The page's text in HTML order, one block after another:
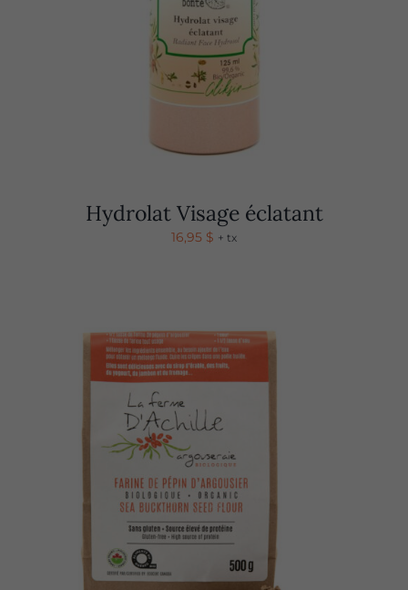
Hydrolat Visage éclatant
16,95 $ + tx